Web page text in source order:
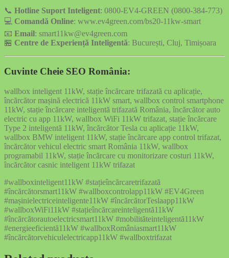
📞 Hotline Suport Inteligent: 0800-EV4-GREEN (0800-384-773)
💻 Comandă Online: www.ev4green.com/bs20-11kw-smart
📧 Email: smart11kw@ev4green.com
🏪 Centre de Experiență Inteligentă: București, Cluj, Timișoara
Cuvinte Cheie SEO România:
wallbox inteligent 11kW, stație încărcare trifazată cu aplicație,
încărcător mașină electrică 11kW smart, wallbox control smartphone
11kW, stație încărcare inteligentă trifazată România, încărcător auto
electric cu app 11kW, wallbox WiFi 11kW trifazat, stație încărcare
Type 2 inteligentă 11kW, încărcător Tesla cu aplicație 11kW,
wallbox BMW inteligent 11kW, stație încărcare app control trifazat,
încărcător vehicul electric smart România 11kW, wallbox
programabil 11kW, stație încărcare cu monitorizare costuri 11kW,
încărcător casnic inteligent 11kW trifazat
#wallboxinteligent11kW #stațieîncărcaretrifazată
#încărcătorsmart11kW #wallboxcontrolapp11kW #EV4Green
#mașinielectriceinteligente11kW #încărcătorTeslaapp11kW
#wallboxWiFi11kW #stațieîncărcareinteligentă11kW
#încărcătorautoelectricsmart11kW #mobilităteinteligentă11kW
#energieeficientă11kW #wallboxRomâniasmart11kW
#încărcătorvehiculelectricapp11kW #wallboxtrifazat